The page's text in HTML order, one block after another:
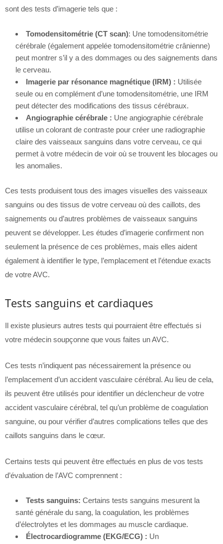
sont des tests d’imagerie tels que :
Tomodensitométrie (CT scan): Une tomodensitométrie
cérébrale (également appelée tomodensitométrie crânienne)
peut montrer s’il y a des dommages ou des saignements dans
le cerveau.
Imagerie par résonance magnétique (IRM) : Utilisée
seule ou en complément d’une tomodensitométrie, une IRM
peut détecter des modifications des tissus cérébraux.
Angiographie cérébrale : Une angiographie cérébrale
utilise un colorant de contraste pour créer une radiographie
claire des vaisseaux sanguins dans votre cerveau, ce qui
permet à votre médecin de voir où se trouvent les blocages ou
les anomalies.
Ces tests produisent tous des images visuelles des vaisseaux
sanguins ou des tissus de votre cerveau où des caillots, des
saignements ou d’autres problèmes de vaisseaux sanguins
peuvent se développer. Les études d’imagerie confirment non
seulement la présence de ces problèmes, mais elles aident
également à identifier le type, l’emplacement et l’étendue exacts
de votre AVC.
Tests sanguins et cardiaques
Il existe plusieurs autres tests qui pourraient être effectués si
votre médecin soupçonne que vous faites un AVC.
Ces tests n’indiquent pas nécessairement la présence ou
l’emplacement d’un accident vasculaire cérébral. Au lieu de cela,
ils peuvent être utilisés pour identifier un déclencheur de votre
accident vasculaire cérébral, tel qu’un problème de coagulation
sanguine, ou pour vérifier d’autres complications telles que des
caillots sanguins dans le cœur.
Certains tests qui peuvent être effectués en plus de vos tests
d’évaluation de l’AVC comprennent :
Tests sanguins: Certains tests sanguins mesurent la
santé générale du sang, la coagulation, les problèmes
d’électrolytes et les dommages au muscle cardiaque.
Électrocardiogramme (EKG/ECG) : Un